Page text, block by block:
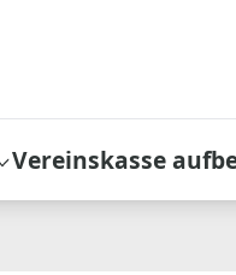
Vereinskasse